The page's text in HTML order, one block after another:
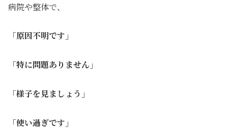
病院や整体で、
「原因不明です」
「特に問題ありません」
「様子を見ましょう」
「使い過ぎです」